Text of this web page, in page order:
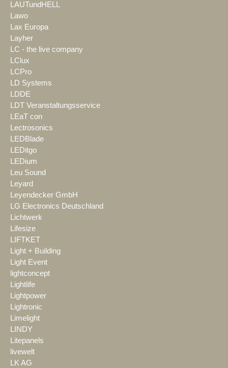
LAUTundHELL
Lawo
Lax Europa
Layher
LC - the live company
LClux
LCPro
LD Systems
LDDE
LDT Veranstaltungsservice
LEaT con
Lectrosonics
LEDBlade
LEDitgo
LEDium
Leu Sound
Leyard
Leyendecker GmbH
LG Electronics Deutschland
Lichtwerk
Lifesize
LIFTKET
Light + Building
Light Event
lightconcept
Lightlife
Lightpower
Lightronic
Limelight
LINDY
Litepanels
livewelt
LK AG